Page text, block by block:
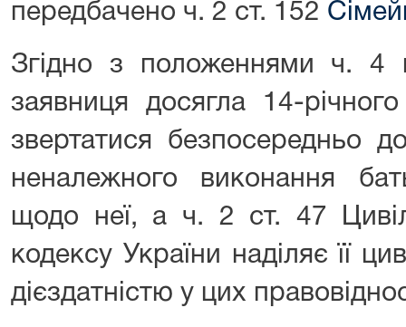
передбачено ч. 2 ст. 152
Згідно з положеннями ч. 4
заявниця досягла 14-
звертатися безпосередньо
неналежного виконання
щодо неї, а ч. 2 ст. 47
кодексу України наділяє її
дієздатністю у цих